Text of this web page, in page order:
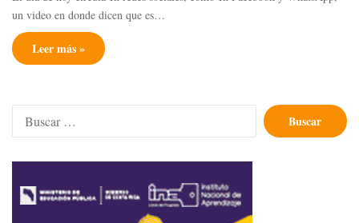
un video en donde dicen que es…
Leer más »
Buscar: